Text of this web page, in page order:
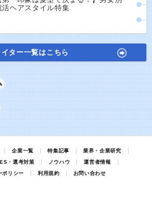
活ヘアスタイル特集
イター一覧はこちら
企業一覧 特集記事
業界・企業研究
ES・選考対策 ノウハウ
運営者情報
ポリシー
利用規約 お問い合わせ